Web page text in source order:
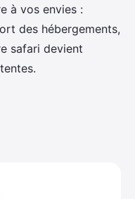
à vos envies :
des hébergements,
safari devient